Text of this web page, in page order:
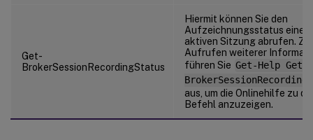
Get-
BrokerSessionRecordingStatus
Hiermit können Sie den
Aufzeichnungsstatus einer
aktiven Sitzung abrufen.
Aufrufen weiterer
führen Sie Get-Help Get-
aus, um die Onlinehilfe zu
Befehl anzuzeigen.